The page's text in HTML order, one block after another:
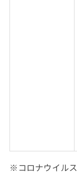
※コロナウイル